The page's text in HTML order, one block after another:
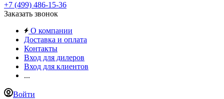
+7 (499) 486-15-36
Заказать звонок
О компании
Доставка и оплата
Контакты
Вход для дилеров
Вход для клиентов
...
Войти